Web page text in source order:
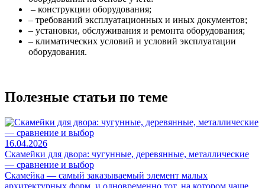
– конструкции оборудования;
– требований эксплуатационных и иных документов;
– установки, обслуживания и ремонта оборудования;
– климатических условий и условий эксплуатации
оборудования.
Полезные статьи по теме
16.04.2026
Скамейки для двора: чугунные, деревянные, металлические
— сравнение и выбор
Скамейка — самый заказываемый элемент малых